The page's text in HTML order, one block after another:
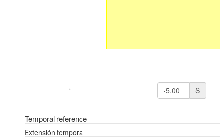
S
Temporal reference
Extensión tempora